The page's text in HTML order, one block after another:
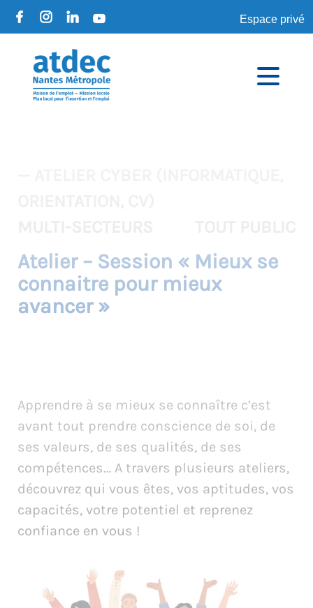
Espace privé
Atelier – Session « Mieux se
connaitre pour mieux
avancer »
Apprendre à se mieux se connaître c’est
avant tout prendre conscience de soi, de
ses valeurs, de ses qualités, de ses
compétences… A travers plusieurs ateliers,
découvrez qui vous êtes, vos aptitudes, vos
capacités, votre potentiel et reprenez
confiance en vous !